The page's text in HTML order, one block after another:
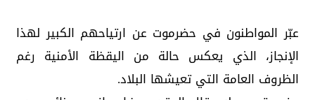
عبّر المواطنون في حضرموت عن ارتياحهم الكبير لهذا
الإنجاز، الذي يعكس حالة من اليقظة الأمنية رغم
الظروف العامة التي تعيشها البلاد.